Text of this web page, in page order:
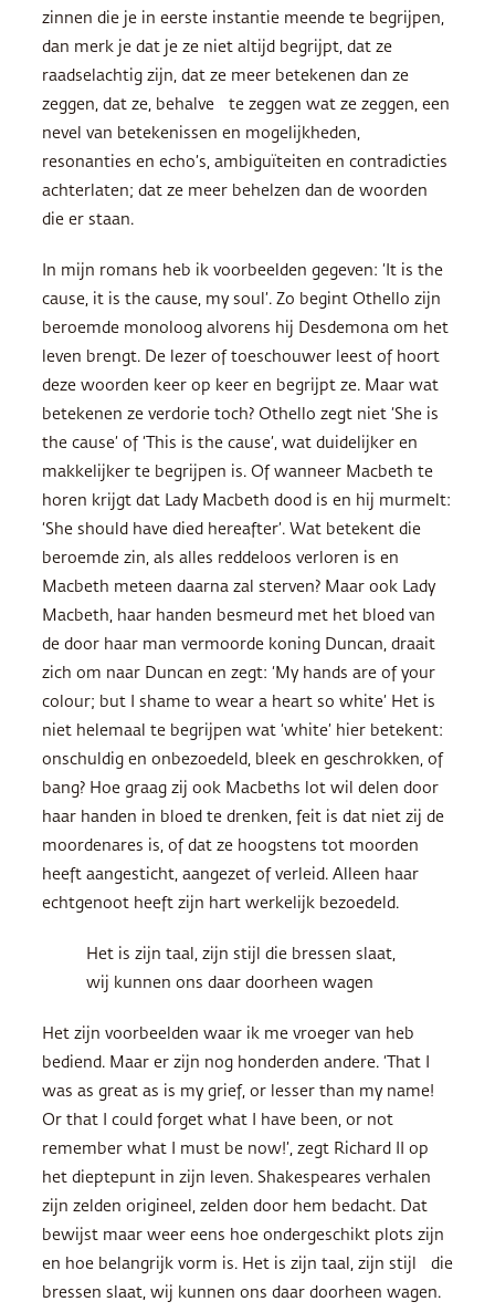
zinnen die je in eerste instantie meende te begrijpen,
dan merk je dat je ze niet altijd begrijpt, dat ze
raadselachtig zijn, dat ze meer betekenen dan ze
zeggen, dat ze, behalve te zeggen wat ze zeggen, een
nevel van betekenissen en mogelijkheden,
resonanties en echo’s, ambiguïteiten en contradicties
achterlaten; dat ze meer behelzen dan de woorden
die er staan.
In mijn romans heb ik voorbeelden gegeven: ‘It is the
cause, it is the cause, my soul’. Zo begint Othello zijn
beroemde monoloog alvorens hij Desdemona om het
leven brengt. De lezer of toeschouwer leest of hoort
deze woorden keer op keer en begrijpt ze. Maar wat
betekenen ze verdorie toch? Othello zegt niet ‘She is
the cause’ of ‘This is the cause’, wat duidelijker en
makkelijker te begrijpen is. Of wanneer Macbeth te
horen krijgt dat Lady Macbeth dood is en hij murmelt:
‘She should have died hereafter’. Wat betekent die
beroemde zin, als alles reddeloos verloren is en
Macbeth meteen daarna zal sterven? Maar ook Lady
Macbeth, haar handen besmeurd met het bloed van
de door haar man vermoorde koning Duncan, draait
zich om naar Duncan en zegt: ‘My hands are of your
colour; but I shame to wear a heart so white’ Het is
niet helemaal te begrijpen wat ‘white’ hier betekent:
onschuldig en onbezoedeld, bleek en geschrokken, of
bang? Hoe graag zij ook Macbeths lot wil delen door
haar handen in bloed te drenken, feit is dat niet zij de
moordenares is, of dat ze hoogstens tot moorden
heeft aangesticht, aangezet of verleid. Alleen haar
echtgenoot heeft zijn hart werkelijk bezoedeld.
Het is zijn taal, zijn stijl die bressen slaat,
wij kunnen ons daar doorheen wagen
Het zijn voorbeelden waar ik me vroeger van heb
bediend. Maar er zijn nog honderden andere. ‘That I
was as great as is my grief, or lesser than my name!
Or that I could forget what I have been, or not
remember what I must be now!’, zegt Richard II op
het dieptepunt in zijn leven. Shakespeares verhalen
zijn zelden origineel, zelden door hem bedacht. Dat
bewijst maar weer eens hoe ondergeschikt plots zijn
en hoe belangrijk vorm is. Het is zijn taal, zijn stijl die
bressen slaat, wij kunnen ons daar doorheen wagen.